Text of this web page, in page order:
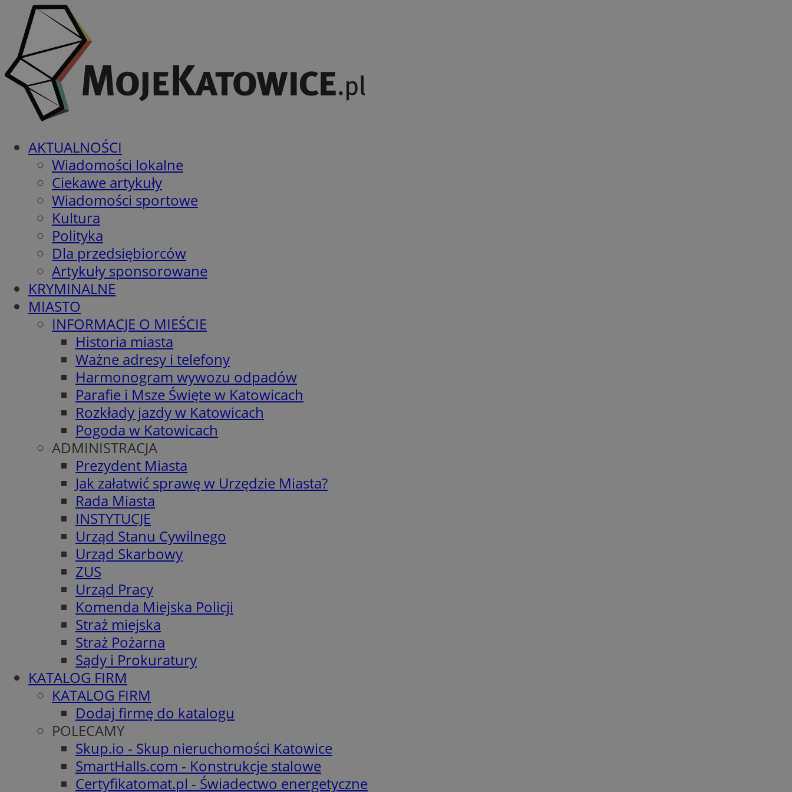
AKTUALNOŚCI
Wiadomości lokalne
Ciekawe artykuły
Wiadomości sportowe
Kultura
Polityka
Dla przedsiębiorców
Artykuły sponsorowane
KRYMINALNE
MIASTO
INFORMACJE O MIEŚCIE
Historia miasta
Ważne adresy i telefony
Harmonogram wywozu odpadów
Parafie i Msze Święte w Katowicach
Rozkłady jazdy w Katowicach
Pogoda w Katowicach
ADMINISTRACJA
Prezydent Miasta
Jak załatwić sprawę w Urzędzie Miasta?
Rada Miasta
INSTYTUCJE
Urząd Stanu Cywilnego
Urząd Skarbowy
ZUS
Urząd Pracy
Komenda Miejska Policji
Straż miejska
Straż Pożarna
Sądy i Prokuratury
KATALOG FIRM
KATALOG FIRM
Dodaj firmę do katalogu
POLECAMY
Skup.io - Skup nieruchomości Katowice
SmartHalls.com - Konstrukcje stalowe
Certyfikatomat.pl - Świadectwo energetyczne